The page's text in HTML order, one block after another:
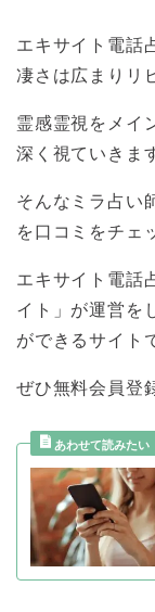
エキサイト電話
凄さは広まりリ
霊感霊視をメイ
深く視ていきま
そんなミラ占い
を口コミをチェ
エキサイト電話
イト」が運営を
ができるサイト
ぜひ無料会員登